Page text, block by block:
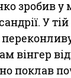
зробив у
У тій
вінгер
поклав